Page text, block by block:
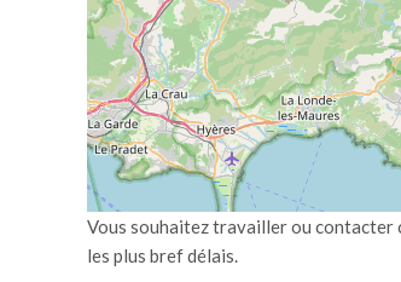
Vous souhaitez travailler ou contacter
les plus bref délais.